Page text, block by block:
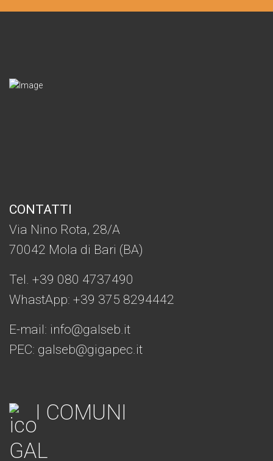
CONTATTI
Via Nino Rota, 28/A
70042 Mola di Bari (BA)
Tel. +39 080 4737490
WhastApp: +39 375 8294442
E-mail: info@galseb.it
PEC: galseb@gigapec.it
I COMUNI